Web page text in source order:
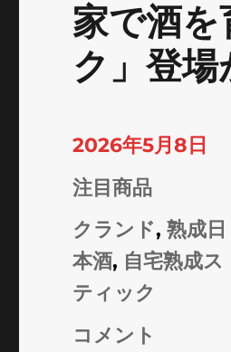
家で酒を
ク」登
投
稿
2026年5月8日
カ
テ
ゴ
リ
注目商品
タ
グ
クランド,熟成日
本酒, 自宅熟成ス
ティック
家
コメント